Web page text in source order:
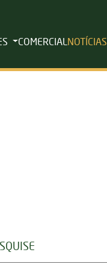
COMERCIAL NOTÍCIAS